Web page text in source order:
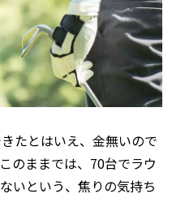
たとはいえ、金無いので
のままでは、70台でラウ
いという、焦りの気持ち